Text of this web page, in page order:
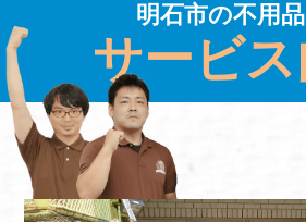
明石市の不用
サービ